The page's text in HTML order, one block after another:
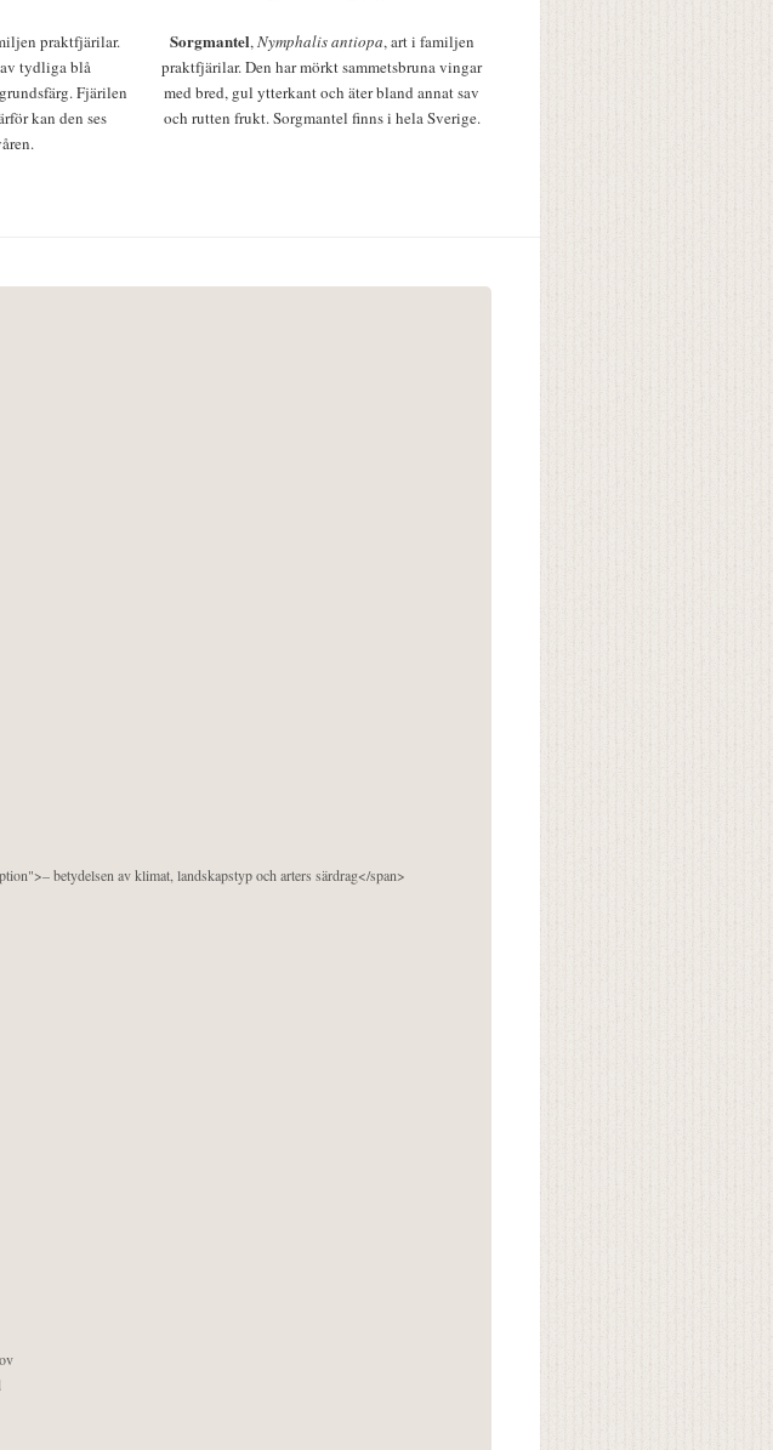
praktfjärilar.
tydliga blå
Fjärilen
kan den ses
Sorgmantel,Nymphalis antiopa, art i familjen
praktfjärilar. Den har mörkt sammetsbruna vingar
med bred, gul ytterkant och äter bland annat sav
och rutten frukt. Sorgmantel finns i hela Sverige.
betydelsen av klimat, landskapstyp och arters särdrag</span>